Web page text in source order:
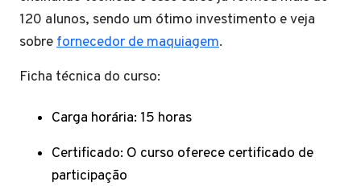
120 alunos, sendo um ótimo investimento e veja
sobrefornecedor de maquiagem.
Ficha técnica do curso:
Carga horária: 15 horas
Certificado: O curso oferece certificado de
participação